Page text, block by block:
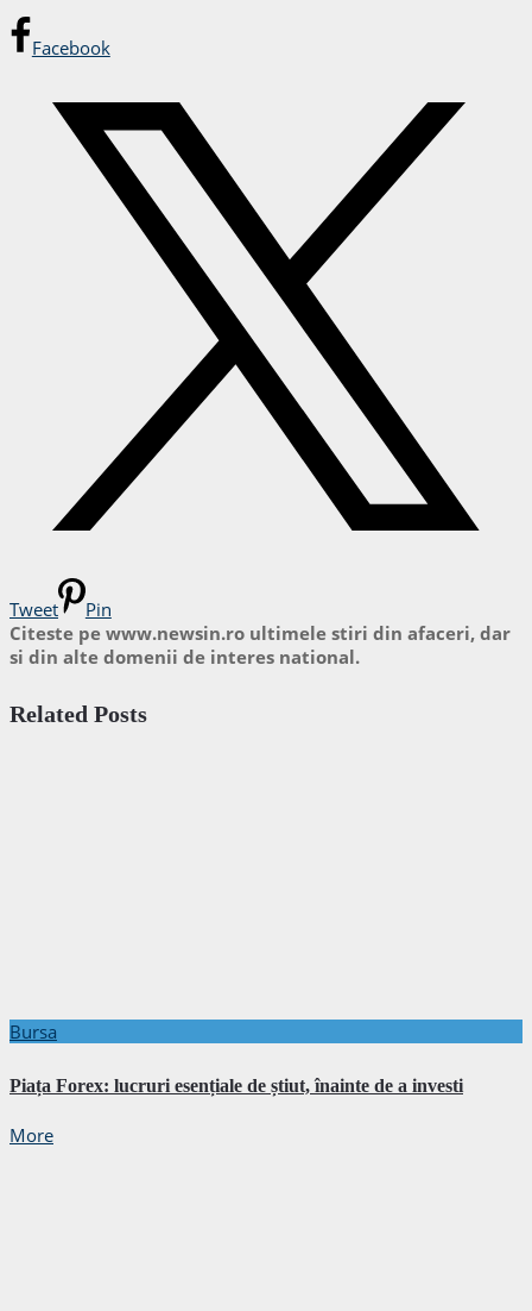
Facebook
Tweet
Pin
Citeste pe www.newsin.ro ultimele stiri din afaceri, dar
si din alte domenii de interes national.
Related Posts
Bursa
Piața Forex: lucruri esențiale de știut, înainte de a investi
More